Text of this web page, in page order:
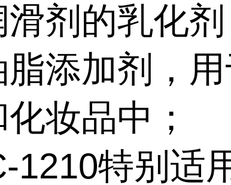
剂的乳化
脂添加剂，
妆品中；
1210特别适